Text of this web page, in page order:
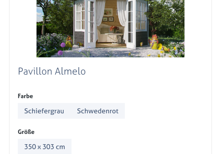
Pavillon Almelo
Farbeauswählen
Schiefergrau Schwedenrot
Größeauswählen
350 x 303 cm